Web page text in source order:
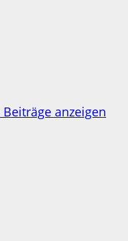
Beiträge anzeigen